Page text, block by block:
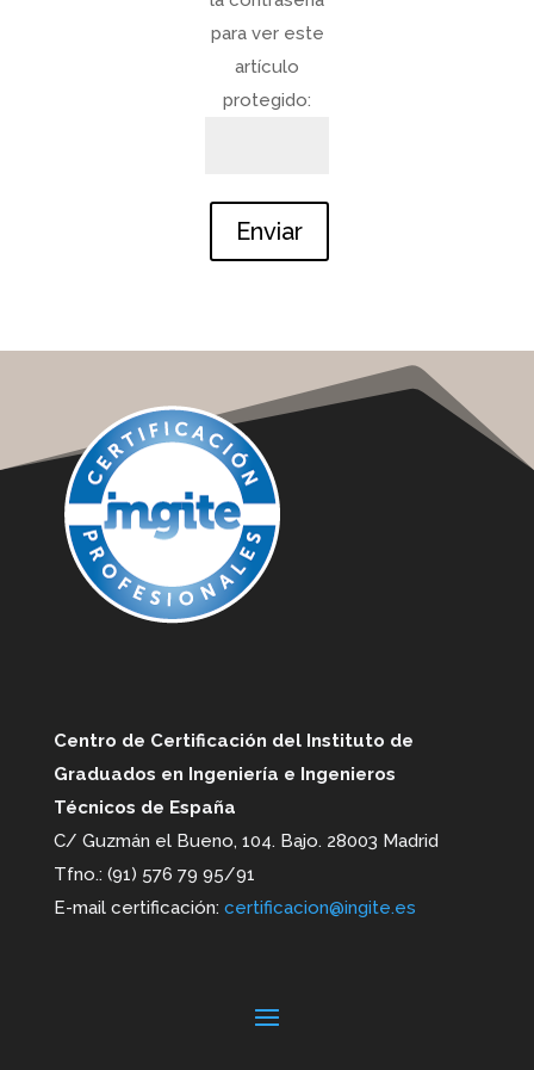
para ver este
artículo
protegido:
Enviar
Centro de Certificación del Instituto de
Graduados en Ingeniería e Ingenieros
Técnicos de España
C/ Guzmán el Bueno, 104. Bajo. 28003 Madrid
Tfno.: (91) 576 79 95/91
E-mail certificación: certificacion@ingite.es